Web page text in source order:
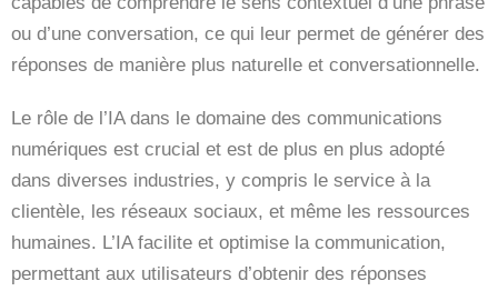
ou d’une conversation, ce qui leur permet de générer des
réponses de manière plus naturelle et conversationnelle.
Le rôle de l’IA dans le domaine des communications
numériques est crucial et est de plus en plus adopté
dans diverses industries, y compris le service à la
clientèle, les réseaux sociaux, et même les ressources
humaines. L’IA facilite et optimise la communication,
permettant aux utilisateurs d’obtenir des réponses